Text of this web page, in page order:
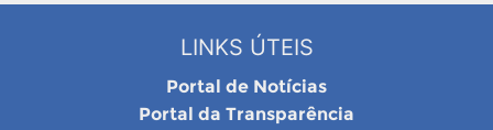
LINKS ÚTEIS
Portal de Notícias
Portal da Transparência